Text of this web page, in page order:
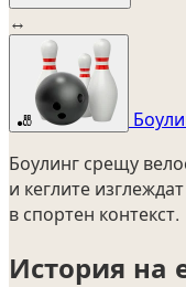
↔
🎳
Боулинг срещу
и кеглите
в спортен контекст.
История на